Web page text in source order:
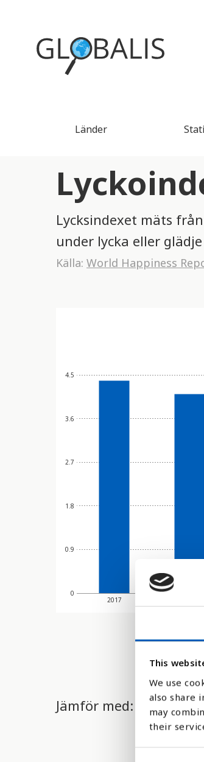
This
We use
also share
may
their
Länder
Lycksindexet mäts
under lycka eller
Källa: World Happiness
0
0.9
1.8
2.7
3.6
4.5
2017
Jämför med: